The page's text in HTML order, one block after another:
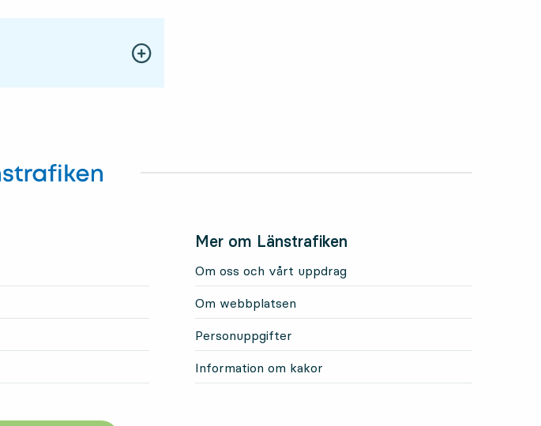
Mer om Länstrafiken
Om oss och vårt uppdrag
Om webbplatsen
Personuppgifter
Information om kakor